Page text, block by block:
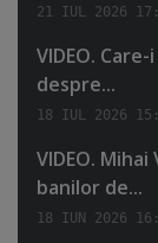
21 IUL 2026
VIDEO.
despre...
18 IUL 2026
VIDEO.
banilor de...
18 IUN 2026